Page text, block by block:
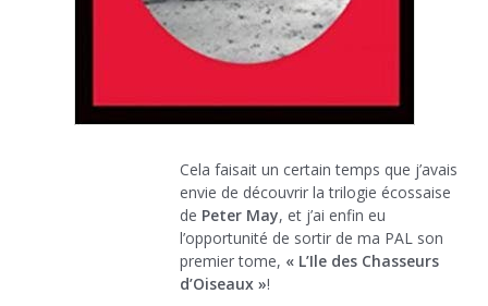
Cela faisait un certain temps que j’avais
envie de découvrir la trilogie écossaise
de Peter May, et j’ai enfin eu
l’opportunité de sortir de ma PAL son
premier tome, « L’Ile des Chasseurs
d’Oiseaux »!